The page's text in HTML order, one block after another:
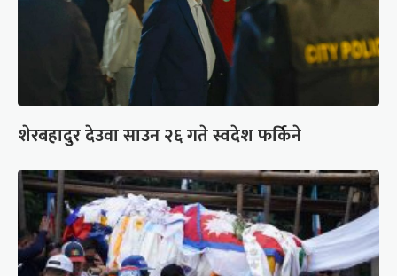
शेरबहादुर देउवा साउन २६ गते स्वदेश फर्किने